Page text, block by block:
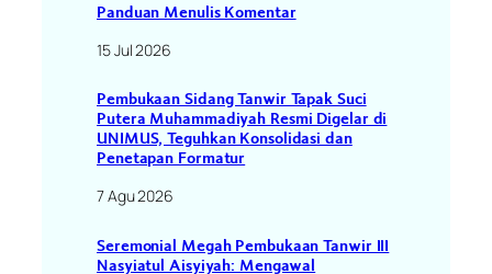
Panduan Menulis Komentar
15 Jul 2026
Pembukaan Sidang Tanwir Tapak Suci
Putera Muhammadiyah Resmi Digelar di
UNIMUS, Teguhkan Konsolidasi dan
Penetapan Formatur
7 Agu 2026
Seremonial Megah Pembukaan Tanwir III
Nasyiatul Aisyiyah: Mengawal